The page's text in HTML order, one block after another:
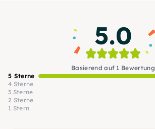
5.0
Basierend auf 1 Bewertung
5 Sterne
4 Sterne
3 Sterne
2 Sterne
1 Stern